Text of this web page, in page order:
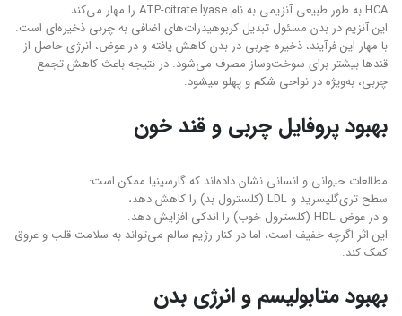
HCA به طور طبیعی آنزیمی به نام ATP-citrate lyase را مهار می‌کند.
این آنزیم در بدن مسئول تبدیل کربوهیدرات‌های اضافی به چربی ذخیره‌ای است.
با مهار این فرآیند، ذخیره چربی در بدن کاهش یافته و در عوض، انرژی حاصل از
قندها بیشتر برای سوخت‌وساز مصرف می‌شود. در نتيجه باعث کاهش تجمع
چربی، به‌ویژه در نواحی شکم و پهلو ميشود.
بهبود پروفایل چربی و قند خون
مطالعات حیوانی و انسانی نشان داده‌اند که گارسینیا ممکن است:
سطح تری‌گلیسرید و LDL (کلسترول بد) را کاهش دهد،
و در عوض HDL (کلسترول خوب) را اندکی افزایش دهد.
این اثر اگرچه خفیف است، اما در کنار رژیم سالم می‌تواند به سلامت قلب و عروق
کمک کند.
بهبود متابولیسم و انرژی بدن